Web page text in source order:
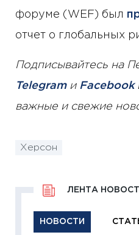
форуме (WEF) был
отчет о глобальных
Подписывайтесь на
Telegramи Facebook
важные и свежие
Херсон
НОВОСТИ
ЛЕНТА